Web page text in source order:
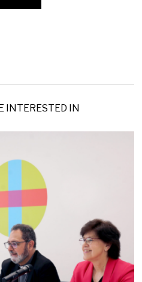
INTERESTED IN